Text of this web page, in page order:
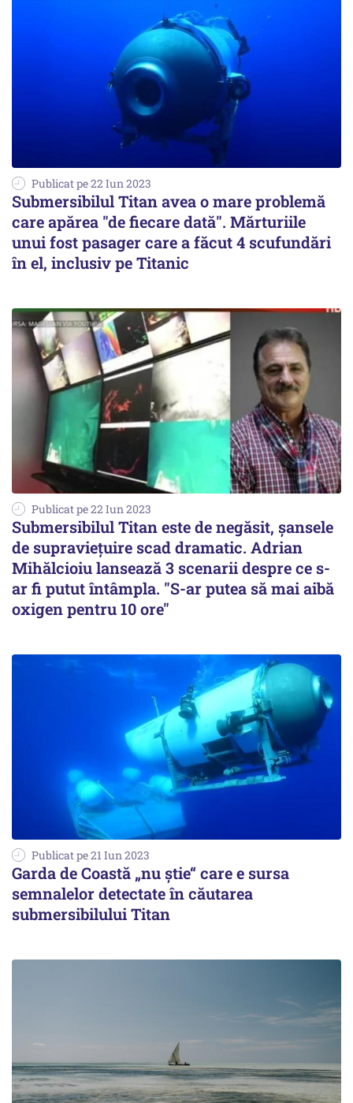
Publicat pe 22 Iun 2023
Submersibilul Titan avea o mare problemă
care apărea "de fiecare dată". Mărturiile
unui fost pasager care a făcut 4 scufundări
în el, inclusiv pe Titanic
Publicat pe 22 Iun 2023
Submersibilul Titan este de negăsit, șansele
de supraviețuire scad dramatic. Adrian
Mihălcioiu lansează 3 scenarii despre ce s-
ar fi putut întâmpla. "S-ar putea să mai aibă
oxigen pentru 10 ore"
Publicat pe 21 Iun 2023
Garda de Coastă „nu știe“ care e sursa
semnalelor detectate în căutarea
submersibilului Titan